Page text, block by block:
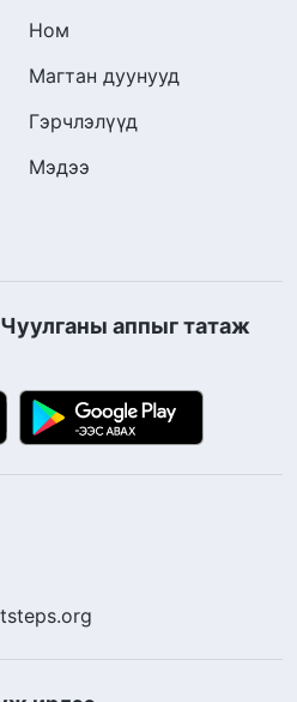
Ном
Магтан дуунууд
Гэрчлэлүүд
Мэдээ
аппыг татаж